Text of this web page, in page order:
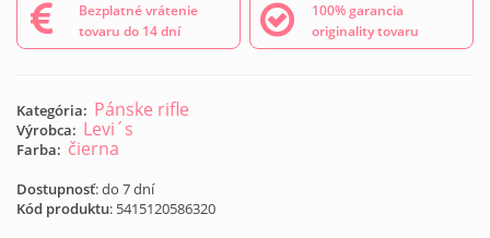
Bezplatné vrátenie
tovaru do 14 dní
100% garancia
originality tovaru
Kategória: Pánske rifle
Výrobca: Levi´s
Farba: čierna
Dostupnosť: do 7 dní
Kód produktu: 5415120586320